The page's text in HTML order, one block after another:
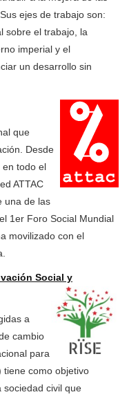
ejes de trabajo son:
sobre el trabajo, la
imperial y el
un desarrollo sin
que
Desde
en todo el
ATTAC
una de las
1er Foro Social Mundial
movilizado con el
Social y
a
cambio
para
tiene como objetivo
sociedad civil que